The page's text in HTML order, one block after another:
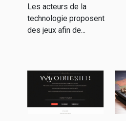
Les acteurs de la
technologie proposent
des jeux afin de...